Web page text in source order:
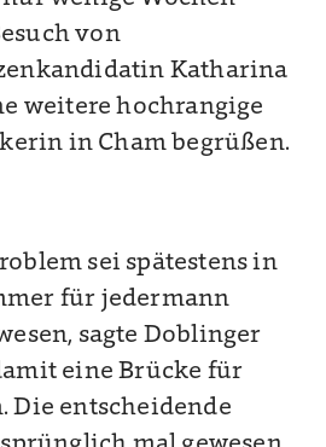
von
Katharina
weitere hochrangige
in Cham begrüßen.
sei spätestens in
für jedermann
sagte Doblinger
eine Brücke für
Die entscheidende